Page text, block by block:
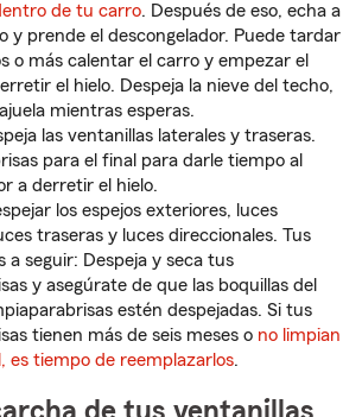
de tu carro. Después de eso, echa a
y prende el descongelador. Puede tardar
o más calentar el carro y empezar el
el hielo. Despeja la nieve del techo,
mientras esperas.
las ventanillas laterales y traseras.
para el final para darle tiempo al
a derretir el hielo.
los espejos exteriores, luces
traseras y luces direccionales. Tus
a seguir: Despeja y seca tus
y asegúrate de que las boquillas del
estén despejadas. Si tus
tienen más de seis meses o no limpian
es tiempo de reemplazarlos.